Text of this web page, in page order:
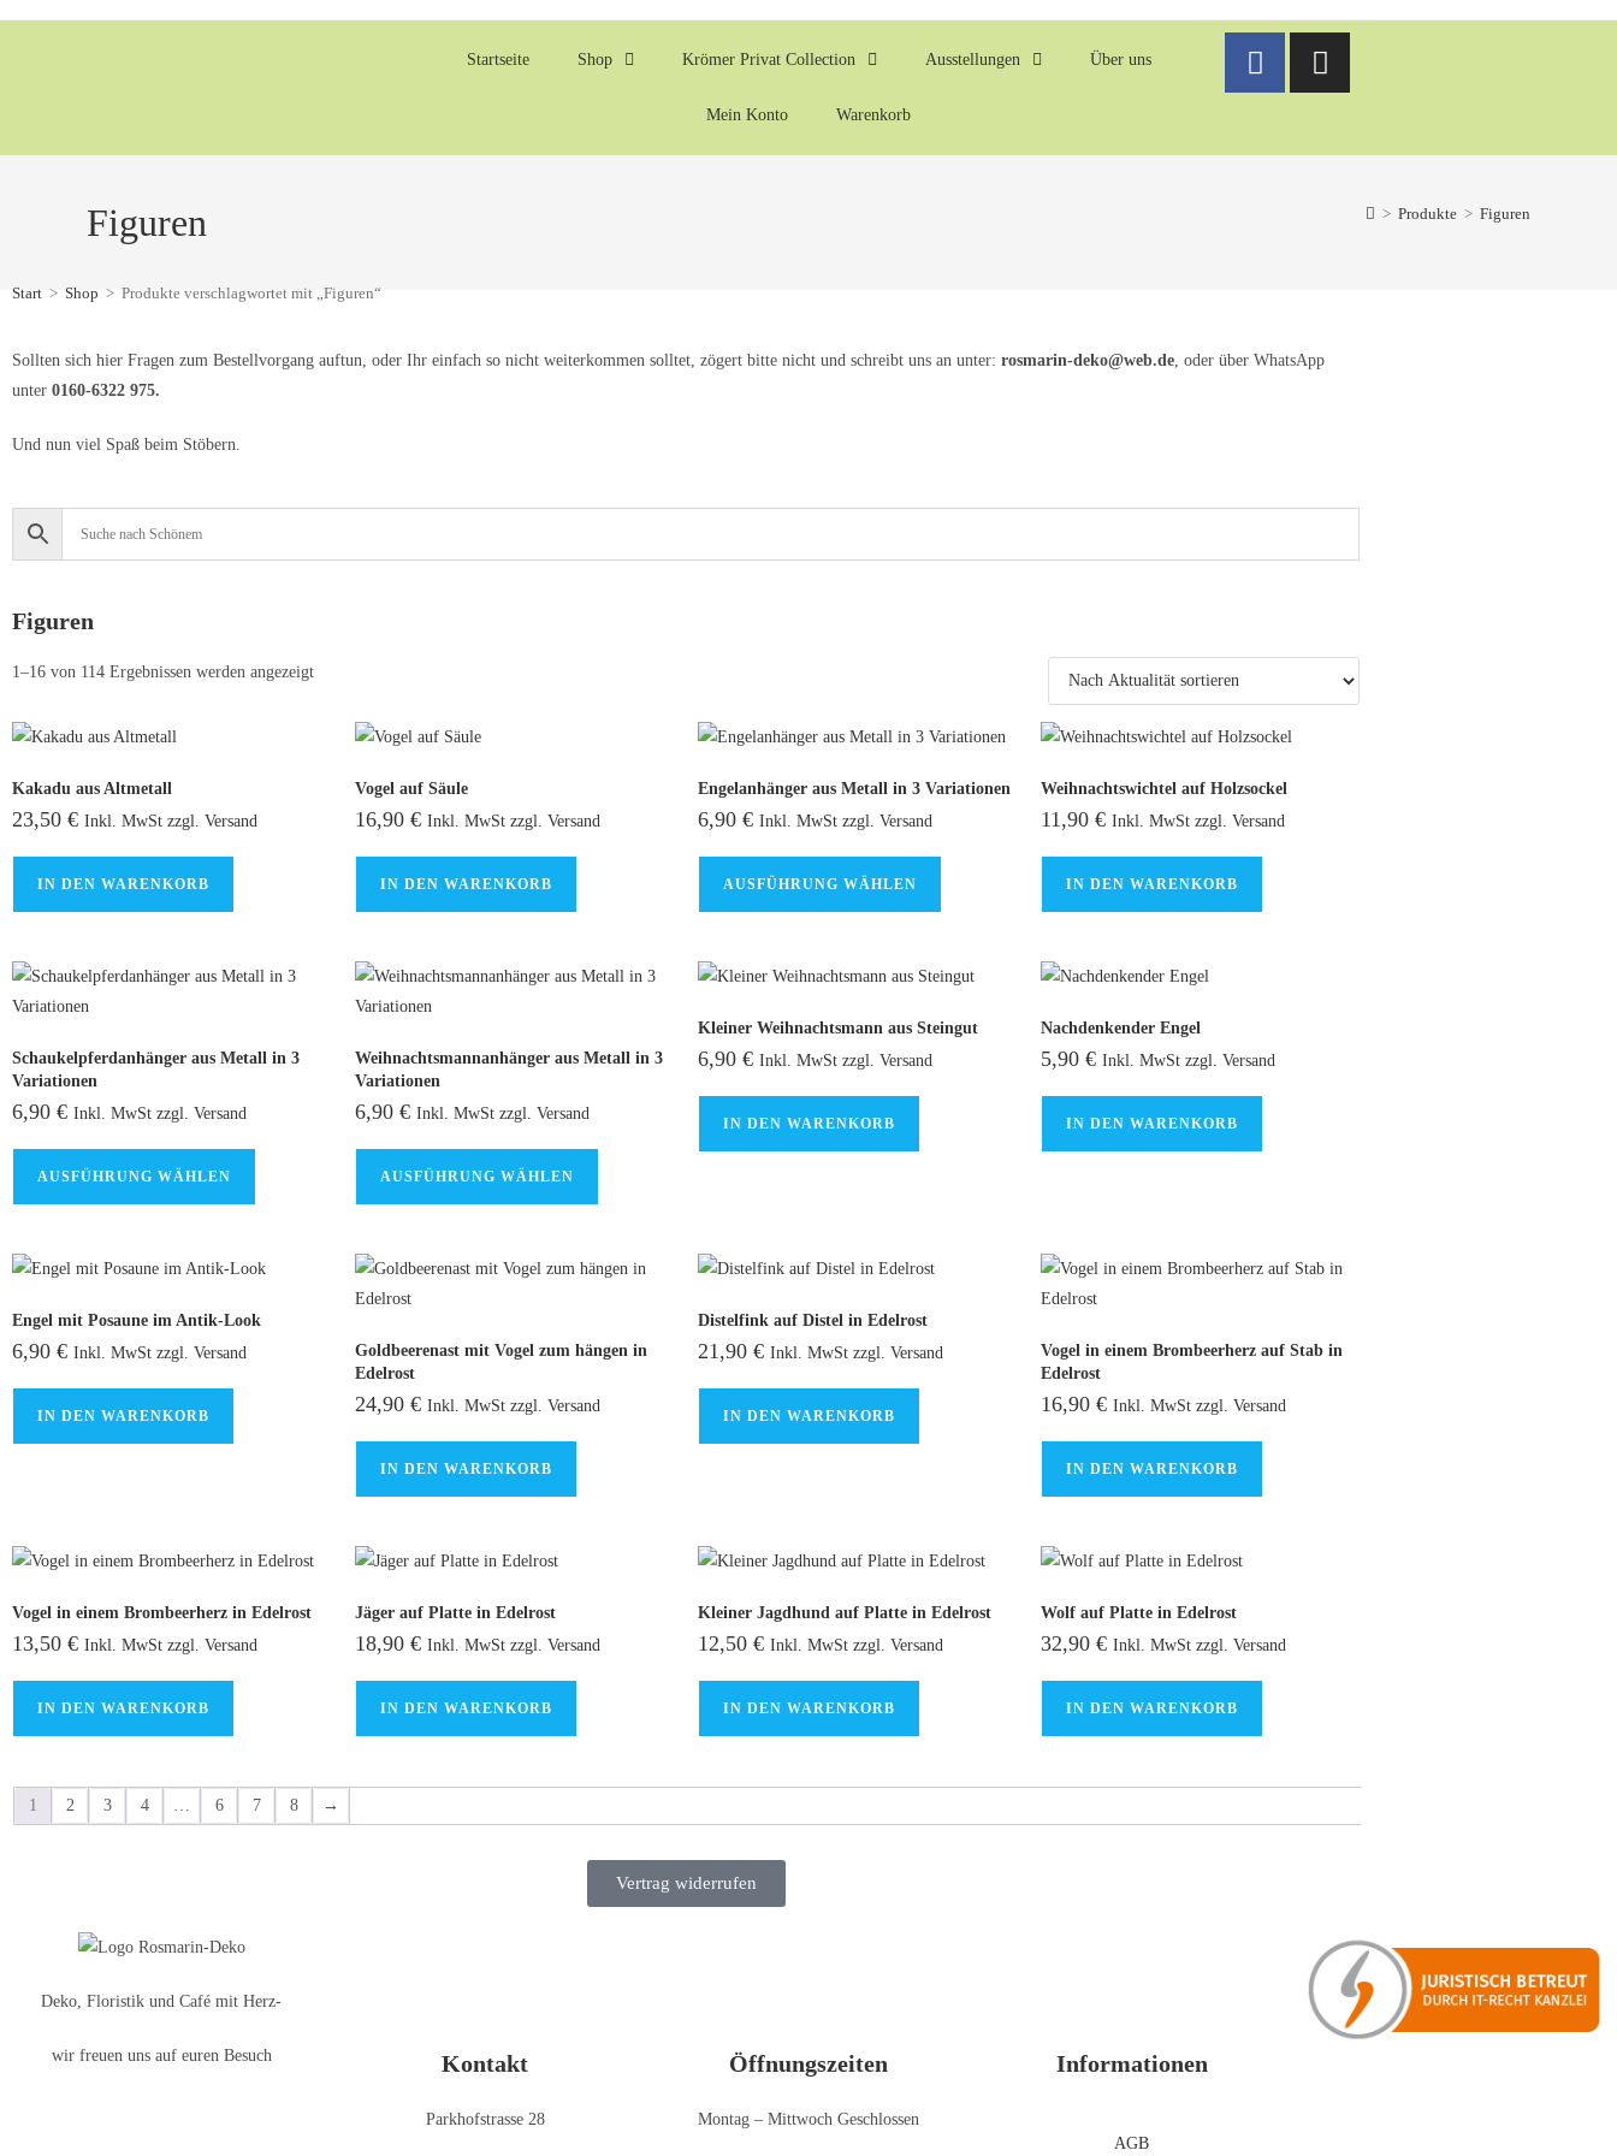
Startseite Shop Krömer Privat Collection Ausstellungen Über uns
Mein Konto Warenkorb
Figuren > Produkte > Figuren
Start > Shop > Produkte verschlagwortet mit „Figuren“
Sollten sich hier Fragen zum Bestellvorgang auftun, oder Ihr einfach so nicht weiterkommen solltet, zögert bitte nicht und schreibt uns an unter: rosmarin-deko@web.de, oder über WhatsApp
unter 0160-6322 975.
Und nun viel Spaß beim Stöbern.
Figuren
1–16 von 114 Ergebnissen werden angezeigt
Kakadu aus Altmetall
23,50 € Inkl. MwSt zzgl. Versand
IN DEN WARENKORB
Vogel auf Säule
16,90 € Inkl. MwSt zzgl. Versand
IN DEN WARENKORB
Engelanhänger aus Metall in 3 Variationen
6,90 € Inkl. MwSt zzgl. Versand
AUSFÜHRUNG WÄHLEN
Weihnachtswichtel auf Holzsockel
11,90 € Inkl. MwSt zzgl. Versand
IN DEN WARENKORB
Schaukelpferdanhänger aus Metall in 3
Variationen
6,90 € Inkl. MwSt zzgl. Versand
AUSFÜHRUNG WÄHLEN
Weihnachtsmannanhänger aus Metall in 3
Variationen
6,90 € Inkl. MwSt zzgl. Versand
AUSFÜHRUNG WÄHLEN
Kleiner Weihnachtsmann aus Steingut
6,90 € Inkl. MwSt zzgl. Versand
IN DEN WARENKORB
Nachdenkender Engel
5,90 € Inkl. MwSt zzgl. Versand
IN DEN WARENKORB
Engel mit Posaune im Antik-Look
6,90 € Inkl. MwSt zzgl. Versand
IN DEN WARENKORB
Goldbeerenast mit Vogel zum hängen in
Edelrost
24,90 € Inkl. MwSt zzgl. Versand
IN DEN WARENKORB
Distelfink auf Distel in Edelrost
21,90 € Inkl. MwSt zzgl. Versand
IN DEN WARENKORB
Vogel in einem Brombeerherz auf Stab in
Edelrost
16,90 € Inkl. MwSt zzgl. Versand
IN DEN WARENKORB
Vogel in einem Brombeerherz in Edelrost
13,50 € Inkl. MwSt zzgl. Versand
IN DEN WARENKORB
Jäger auf Platte in Edelrost
18,90 € Inkl. MwSt zzgl. Versand
IN DEN WARENKORB
Kleiner Jagdhund auf Platte in Edelrost
12,50 € Inkl. MwSt zzgl. Versand
IN DEN WARENKORB
Wolf auf Platte in Edelrost
32,90 € Inkl. MwSt zzgl. Versand
IN DEN WARENKORB
1 2 3 4 … 6 7 8 →
Vertrag widerrufen
Deko, Floristik und Café mit Herz-
wir freuen uns auf euren Besuch Kontakt
Parkhofstrasse 28
Öffnungszeiten
Montag – Mittwoch Geschlossen
Informationen
AGB